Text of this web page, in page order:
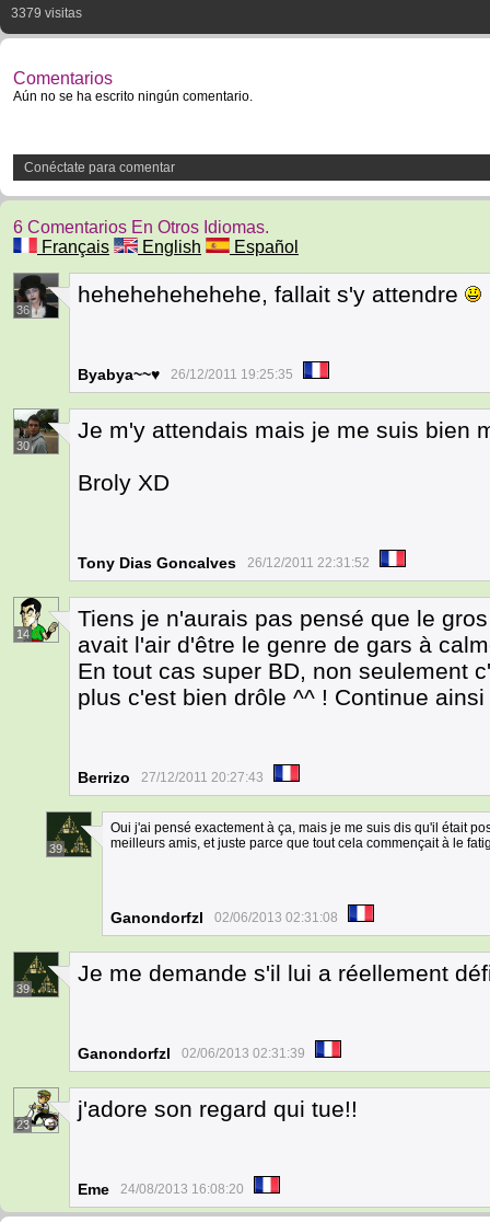
3379 visitas
Comentarios
Aún no se ha escrito ningún comentario.
Conéctate para comentar
6 Comentarios En Otros Idiomas.
Français
English Español
36
hehehehehehehe, fallait s'y attendre
Byabya~~♥ 26/12/2011 19:25:35
30
Je m'y attendais mais je me suis bien
Broly XD
Tony Dias Goncalves 26/12/2011 22:31:52
14
Tiens je n'aurais pas pensé que le
avait l'air d'être le genre de gars à
En tout cas super BD, non seulement
plus c'est bien drôle ^^ ! Continue ainsi
Berrizo 27/12/2011 20:27:43
39
Oui j'ai pensé exactement à ça, mais je me suis dis qu'il était
meilleurs amis, et juste parce que tout cela commençait à le
Ganondorfzl 02/06/2013 02:31:08
39
Je me demande s'il lui a réellement
Ganondorfzl 02/06/2013 02:31:39
23
j'adore son regard qui tue!!
Eme 24/08/2013 16:08:20